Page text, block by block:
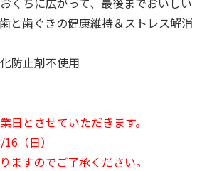
と歯ぐきの健康維持＆ストレス解消
防止剤不使用
日とさせていただきます。
（日）
ますのでご了承ください。